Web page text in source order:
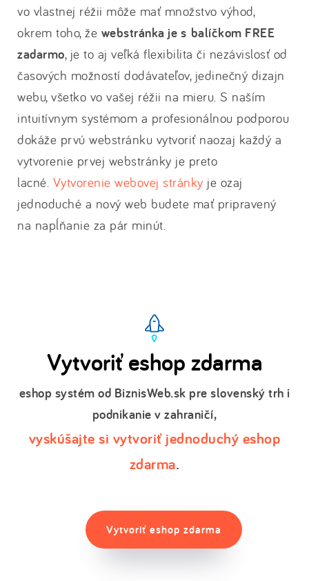
vo vlastnej réžii môže mať množstvo výhod,
okrem toho, že webstránka je s balíčkom FREE
zadarmo, je to aj veľká flexibilita či nezávislosť od
časových možností dodávateľov, jedinečný dizajn
webu, všetko vo vašej réžii na mieru. S naším
intuitívnym systémom a profesionálnou podporou
dokáže prvú webstránku vytvoriť naozaj každý a
vytvorenie prvej webstránky je preto
lacné. Vytvorenie webovej stránky je ozaj
jednoduché a nový web budete mať pripravený
na napĺňanie za pár minút.
Vytvoriť eshop zdarma
eshop systém od BiznisWeb.sk pre slovenský trh i
podnikanie v zahraničí,
vyskúšajte si vytvoriť jednoduchý eshop
zdarma.
Vytvoriť eshop zdarma